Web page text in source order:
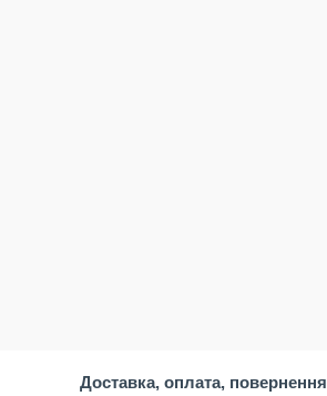
Доставка, оплата, повернення